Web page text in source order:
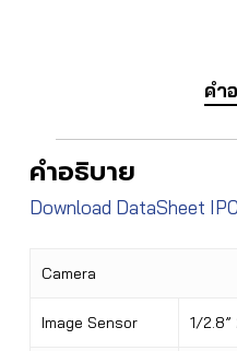
คำ
คำอธิบาย
Download DataSheet
Camera
Image Sensor 1/2.8”